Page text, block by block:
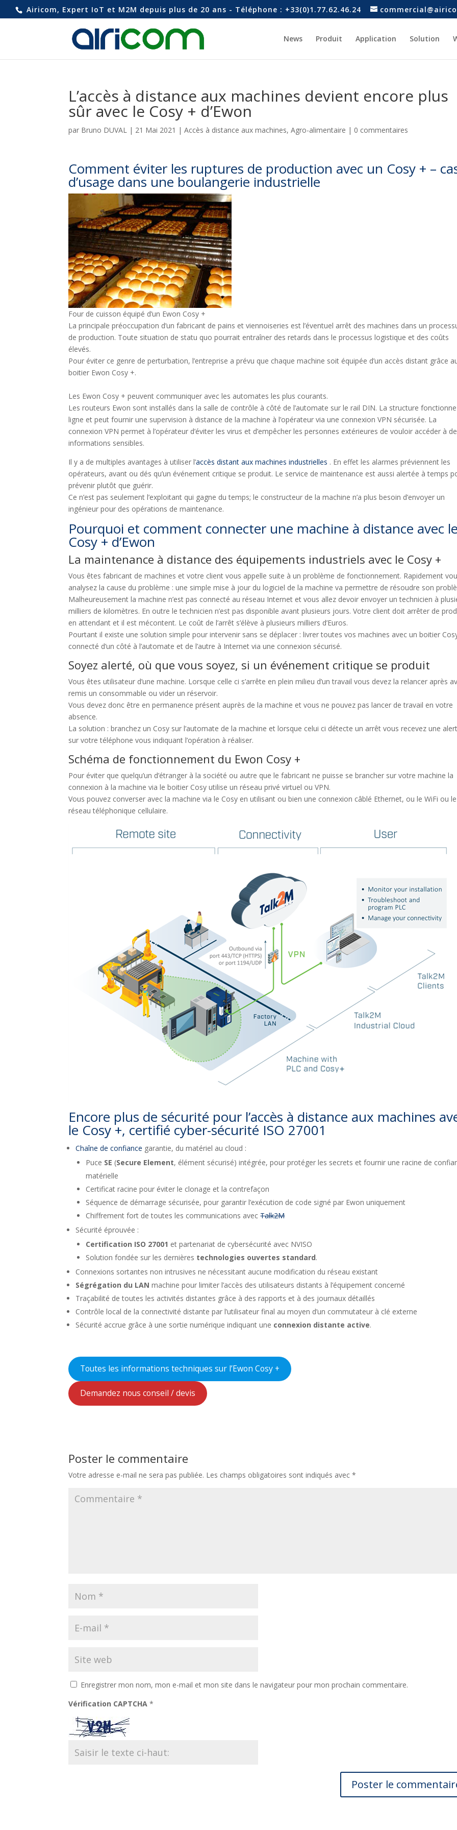
Airicom, Expert IoT et M2M depuis plus de 20 ans - Téléphone : +33(0)1.77.62.46.24
News Produit Application Solution
L’accès à distance aux machines devient encore plus
sûr avec le Cosy + d’Ewon
par Bruno DUVAL | 21 Mai 2021 |Accès à distance aux machines,Agro-alimentaire | 0 commentaires
Comment éviter les ruptures de production avec un Cosy + –
d’usage dans une boulangerie industrielle
Four de cuisson équipé d’un Ewon Cosy +
La principale préoccupation d’un fabricant de pains et viennoiseries est l’éventuel arrêt des machines dans un
de production. Toute situation de statu quo pourrait entraîner des retards dans le processus logistique et des coûts
élevés.
Pour éviter ce genre de perturbation, l’entreprise a prévu que chaque machine soit équipée d’un accès distant grâce
boitier Ewon Cosy +.
Les Ewon Cosy + peuvent communiquer avec les automates les plus courants.
Les routeurs Ewon sont installés dans la salle de contrôle à côté de l’automate sur le rail DIN. La structure
ligne et peut fournir une supervision à distance de la machine à l’opérateur via une connexion VPN sécurisée. La
connexion VPN permet à l’opérateur d’éviter les virus et d’empêcher les personnes extérieures de vouloir accéder à
informations sensibles.
Il y a de multiples avantages à utiliser l’accès distant aux machines industrielles . En effet les alarmes préviennent les
opérateurs, avant ou dés qu’un événement critique se produit. Le service de maintenance est aussi alertée à temps
prévenir plutôt que guérir.
Ce n’est pas seulement l’exploitant qui gagne du temps; le constructeur de la machine n’a plus besoin d’envoyer un
ingénieur pour des opérations de maintenance.
Pourquoi et comment connecter une machine à distance avec
Cosy + d’Ewon
La maintenance à distance des équipements industriels avec le Cosy +
Vous êtes fabricant de machines et votre client vous appelle suite à un problème de fonctionnement. Rapidement
analysez la cause du problème : une simple mise à jour du logiciel de la machine va permettre de résoudre son
Malheureusement la machine n’est pas connecté au réseau Internet et vous allez devoir envoyer un technicien à
milliers de kilomètres. En outre le technicien n’est pas disponible avant plusieurs jours. Votre client doit arrêter de
en attendant et il est mécontent. Le coût de l’arrêt s’élève à plusieurs milliers d’Euros.
Pourtant il existe une solution simple pour intervenir sans se déplacer : livrer toutes vos machines avec un boitier
connecté d’un côté à l’automate et de l’autre à Internet via une connexion sécurisé.
Soyez alerté, où que vous soyez, si un événement critique se produit
Vous êtes utilisateur d’une machine. Lorsque celle ci s’arrête en plein milieu d’un travail vous devez la relancer après
remis un consommable ou vider un réservoir.
Vous devez donc être en permanence présent auprès de la machine et vous ne pouvez pas lancer de travail en votre
absence.
La solution : branchez un Cosy sur l’automate de la machine et lorsque celui ci détecte un arrêt vous recevez une
sur votre téléphone vous indiquant l’opération à réaliser.
Schéma de fonctionnement du Ewon Cosy +
Pour éviter que quelqu’un d’étranger à la société ou autre que le fabricant ne puisse se brancher sur votre machine la
connexion à la machine via le boitier Cosy utilise un réseau privé virtuel ou VPN.
Vous pouvez converser avec la machine via le Cosy en utilisant ou bien une connexion câblé Ethernet, ou le WiFi ou le
réseau téléphonique cellulaire.
Encore plus de sécurité pour l’accès à distance aux machines
le Cosy +, certifié cyber-sécurité ISO 27001
Chaîne de confiance garantie, du matériel au cloud :
Puce SE (Secure Element, élément sécurisé) intégrée, pour protéger les secrets et fournir une racine de
matérielle
Certificat racine pour éviter le clonage et la contrefaçon
Séquence de démarrage sécurisée, pour garantir l’exécution de code signé par Ewon uniquement
Chiffrement fort de toutes les communications avecTalk2M
Sécurité éprouvée :
Certification ISO 27001 et partenariat de cybersécurité avec NVISO
Solution fondée sur les dernières technologies ouvertes standard.
Connexions sortantes non intrusives ne nécessitant aucune modification du réseau existant
Ségrégation du LAN machine pour limiter l’accès des utilisateurs distants à l’équipement concerné
Traçabilité de toutes les activités distantes grâce à des rapports et à des journaux détaillés
Contrôle local de la connectivité distante par l’utilisateur final au moyen d’un commutateur à clé externe
Sécurité accrue grâce à une sortie numérique indiquant une connexion distante active.
Toutes les informations techniques sur l’Ewon Cosy +
Demandez nous conseil / devis
Poster le commentaire
Votre adresse e-mail ne sera pas publiée. Les champs obligatoires sont indiqués avec*
Enregistrer mon nom, mon e-mail et mon site dans le navigateur pour mon prochain commentaire.
Vérification CAPTCHA*